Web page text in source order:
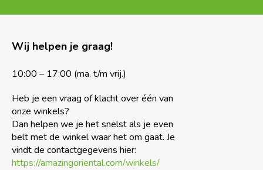
Wij helpen je graag!
10:00 – 17:00 (ma. t/m vrij.)
Heb je een vraag of klacht over één van
onze winkels?
Dan helpen we je het snelst als je even
belt met de winkel waar het om gaat. Je
vindt de contactgegevens hier:
https://amazingoriental.com/winkels/